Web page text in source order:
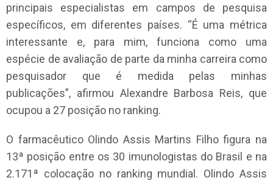
principais especialistas em campos de pesquisa
específicos, em diferentes países. “É uma métrica
interessante e, para mim, funciona como uma
espécie de avaliação de parte da minha carreira como
pesquisador que é medida pelas minhas
publicações”, afirmou Alexandre Barbosa Reis, que
ocupou a 27 posição no ranking.
O farmacêutico Olindo Assis Martins Filho figura na
13ª posição entre os 30 imunologistas do Brasil e na
2.171ª colocação no ranking mundial. Olindo Assis